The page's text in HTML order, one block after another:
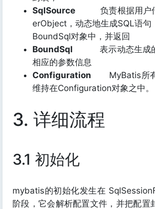
SqlSource负责根据用
erObject，动态地生成SQL语句
BoundSql对象中，并返回
BoundSql表示动态生成
相应的参数信息
Configuration MyBatis所
维持在Configuration对象之中。
3. 详细流程
3.1 初始化
mybatis的初始化发生在
阶段，它会解析配置文件，并把配置